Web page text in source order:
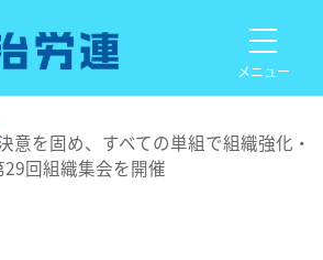
メニュー
意を固め、すべての単組で組織強化・
回組織集会を開催